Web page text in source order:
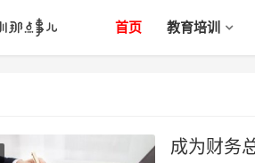
首页 教育培训
成为财务